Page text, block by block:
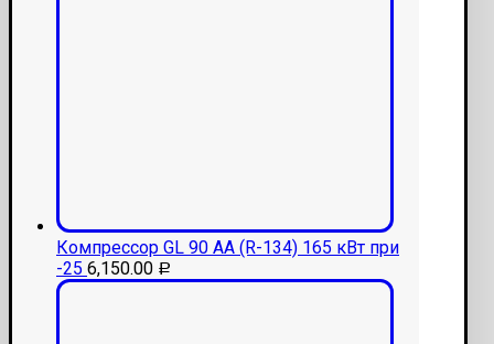
Компрессор GL 90 АА (R-134) 165 кВт при
-25 6,150.00 Р